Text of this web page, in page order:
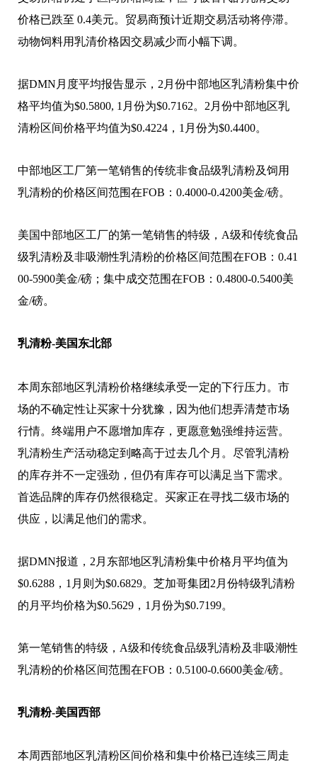
价格已跌至 0.4美元。贸易商预计近期交易活动将停滞。
动物饲料用乳清价格因交易减少而小幅下调。
据DMN月度平均报告显示，2月份中部地区乳清粉集中价
格平均值为$0.5800, 1月份为$0.7162。2月份中部地区乳
清粉区间价格平均值为$0.4224，1月份为$0.4400。
中部地区工厂第一笔销售的传统非食品级乳清粉及饲用
乳清粉的价格区间范围在FOB：0.4000-0.4200美金/磅。
美国中部地区工厂的第一笔销售的特级，A级和传统食品
级乳清粉及非吸潮性乳清粉的价格区间范围在FOB：0.41
00-5900美金/磅；集中成交范围在FOB：0.4800-0.5400美
金/磅。
乳清粉-美国东北部
本周东部地区乳清粉价格继续承受一定的下行压力。市
场的不确定性让买家十分犹豫，因为他们想弄清楚市场
行情。终端用户不愿增加库存，更愿意勉强维持运营。
乳清粉生产活动稳定到略高于过去几个月。尽管乳清粉
的库存并不一定强劲，但仍有库存可以满足当下需求。
首选品牌的库存仍然很稳定。买家正在寻找二级市场的
供应，以满足他们的需求。
据DMN报道，2月东部地区乳清粉集中价格月平均值为
$0.6288，1月则为$0.6829。芝加哥集团2月份特级乳清粉
的月平均价格为$0.5629，1月份为$0.7199。
第一笔销售的特级，A级和传统食品级乳清粉及非吸潮性
乳清粉的价格区间范围在FOB：0.5100-0.6600美金/磅。
乳清粉-美国西部
本周西部地区乳清粉区间价格和集中价格已连续三周走